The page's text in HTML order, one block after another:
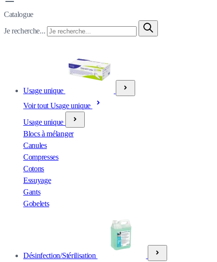
Catalogue
Je recherche...
Usage unique
Voir tout Usage unique
Usage unique
Blocs à mélanger
Canules
Compresses
Cotons
Essuyage
Gants
Gobelets
Désinfection/Stérilisation